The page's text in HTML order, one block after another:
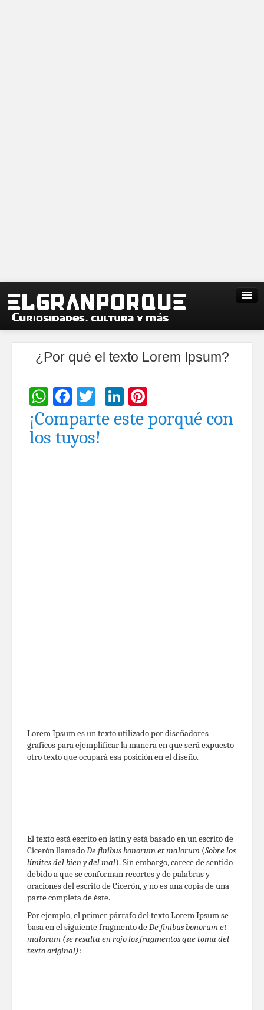
¿Por qué el texto Lorem Ipsum?
WhatsApp
Facebook
TwitterLinkedIn
¡Comparte este porqué con
los tuyos!
Lorem Ipsum es un texto utilizado por diseñadores
graficos para ejemplificar la manera en que será expuesto
otro texto que ocupará esa posición en el diseño.
El texto está escrito en latín y está basado en un escrito de
Cicerón llamadoDe finibus bonorum et malorum (Sobre los
límites del bien y del mal). Sin embargo, carece de sentido
debido a que se conforman recortes y de palabras y
oraciones del escrito de Cicerón, y no es una copia de una
parte completa de éste.
Por ejemplo, el primer párrafo del texto Lorem Ipsum se
basa en el siguiente fragmento deDe finibus bonorum et
malorum (se resalta en rojo los fragmentos que toma del
texto original):